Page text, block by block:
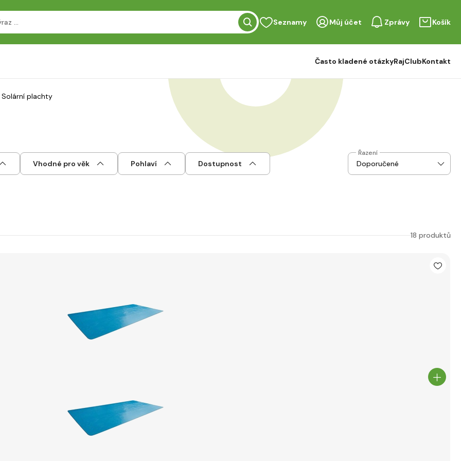
Seznamy Můj účet Zprávy Košík
Často kladené otázkyRajClubKontakt
Solární plachty
Vhodné pro věk Pohlaví Dostupnost
Řazení
18 produktů